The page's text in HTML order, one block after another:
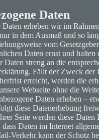
Daten
Daten erheben wir im
in dem Ausmaß und so
vom
Daten ernst und
Daten streng an die
Fällt der Zweck der
erreicht, werden die
Webseite ohne die
Daten erheben –
diese Datenerhebung
Seite werden diese
Daten im Internet
Verkehr kann der Schutz